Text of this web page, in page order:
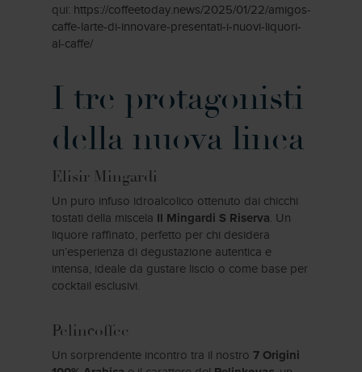
qui: https://coffeetoday.news/2025/01/22/amigos-
caffe-larte-di-innovare-presentati-i-nuovi-liquori-
al-caffe/
I tre protagonisti
della nuova linea
Elisir Mingardi
Un puro infuso idroalcolico ottenuto dai chicchi
tostati della miscela
Il Mingardi S Riserva . Un
liquore raffinato, perfetto per chi desidera
un’esperienza di degustazione autentica e
intensa, ideale da gustare liscio o come base per
cocktail esclusivi.
Pelincoffee
Un sorprendente incontro tra il nostro 7 Origini